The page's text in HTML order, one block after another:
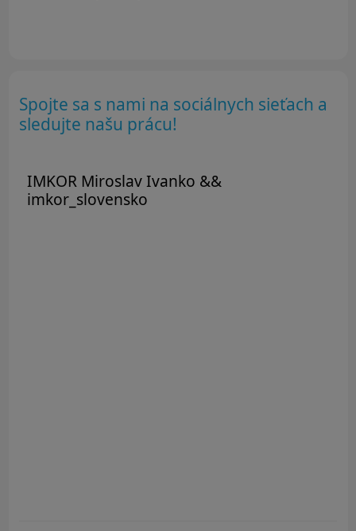
Spojte sa s nami na sociálnych sieťach a
sledujte našu prácu!
IMKOR Miroslav Ivanko &&
imkor_slovensko